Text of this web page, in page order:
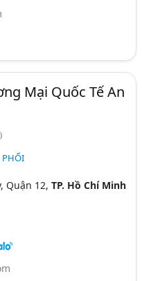
Mại Quốc Tế An
PHỐI
Quận 12,TP. Hồ Chí Minh